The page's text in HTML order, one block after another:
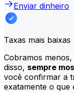
Enviar dinheiro
Taxas mais baixas
Cobramos
disso, sempre
você confirmar a
exatamente o que